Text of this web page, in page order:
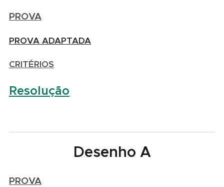
PROVA
PROVA ADAPTADA
CRITÉRIOS
Resolução
Desenho A
PROVA